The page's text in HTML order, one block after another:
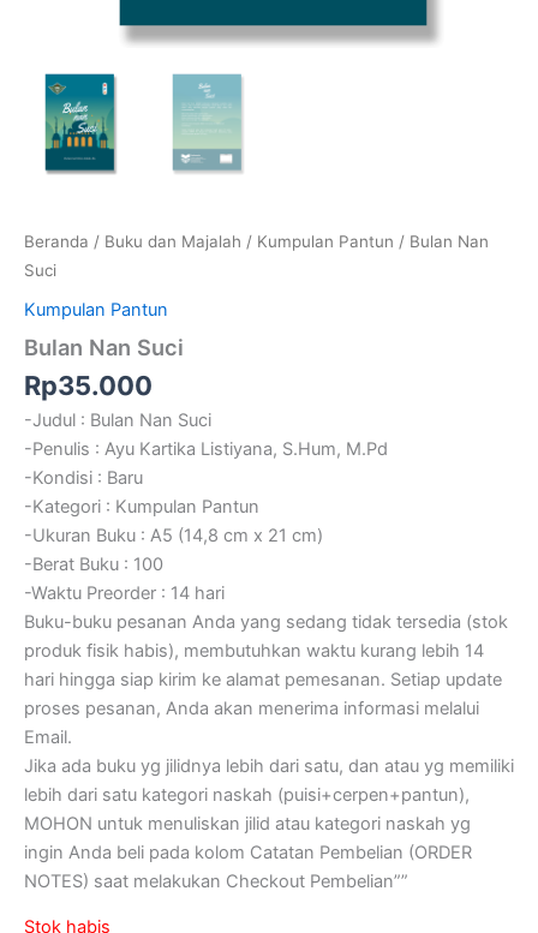
Beranda / Buku dan Majalah / Kumpulan Pantun / Bulan Nan
Suci
Kumpulan Pantun
Bulan Nan Suci
Rp35.000
-Judul : Bulan Nan Suci
-Penulis : Ayu Kartika Listiyana, S.Hum, M.Pd
-Kondisi : Baru
-Kategori : Kumpulan Pantun
-Ukuran Buku : A5 (14,8 cm x 21 cm)
-Berat Buku : 100
-Waktu Preorder : 14 hari
Buku-buku pesanan Anda yang sedang tidak tersedia (stok
produk fisik habis), membutuhkan waktu kurang lebih 14
hari hingga siap kirim ke alamat pemesanan. Setiap update
proses pesanan, Anda akan menerima informasi melalui
Email.
Jika ada buku yg jilidnya lebih dari satu, dan atau yg memiliki
lebih dari satu kategori naskah (puisi+cerpen+pantun),
MOHON untuk menuliskan jilid atau kategori naskah yg
ingin Anda beli pada kolom Catatan Pembelian (ORDER
NOTES) saat melakukan Checkout Pembelian””
Stok habis